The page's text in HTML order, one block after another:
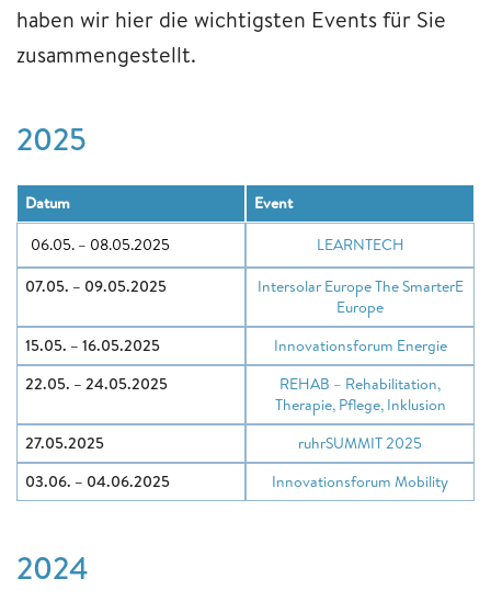
haben wir hier die wichtigsten Events für Sie
zusammengestellt.
2025
Datum
Event
06.05. – 08.05.2025
LEARNTECH
07.05. – 09.05.2025
Intersolar Europe The SmarterE
Europe
15.05. – 16.05.2025
Innovationsforum Energie
22.05. – 24.05.2025
REHAB – Rehabilitation,
Therapie, Pflege, Inklusion
27.05.2025
ruhrSUMMIT 2025
03.06. – 04.06.2025
Innovationsforum Mobility
2024